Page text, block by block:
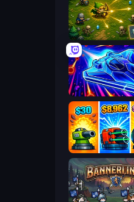
Tiny Ranger
Stellar Swarm